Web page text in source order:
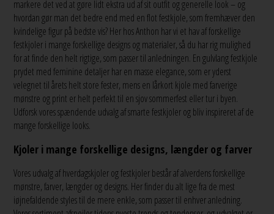
markere det ved at gøre lidt ekstra ud af sit outfit og generelle look – og
hvordan gør man det bedre end med en flot festkjole, som fremhæver den
kvindelige figur på bedste vis? Her hos Anthon har vi et hav af forskellige
festkjoler i mange forskellige designs og materialer, så du har rig mulighed
for at finde den helt rigtige, som passer til anledningen. En gulvlang festkjole
prydet med feminine detaljer har en masse elegance, som er yderst
velegnet til årets helt store fester, mens en lårkort kjole med farverige
mønstre og print er helt perfekt til en sjov sommerfest eller tur i byen.
Udforsk vores spændende udvalg af smarte festkjoler og bliv inspireret af de
mange forskellige looks.
Kjoler i mange forskellige designs, længder og farver
Vores udvalg af hverdagskjoler og festkjoler består af alverdens forskellige
mønstre, farver, længder og designs. Her finder du alt lige fra de mest
iøjnefaldende styles til de mere enkle, som passer til enhver anledning.